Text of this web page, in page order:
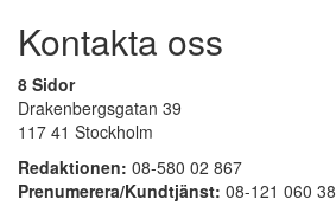
Kontakta oss
8 Sidor
Drakenbergsgatan 39
117 41 Stockholm
Redaktionen: 08-580 02 867
Prenumerera/Kundtjänst: 08-121 060 38